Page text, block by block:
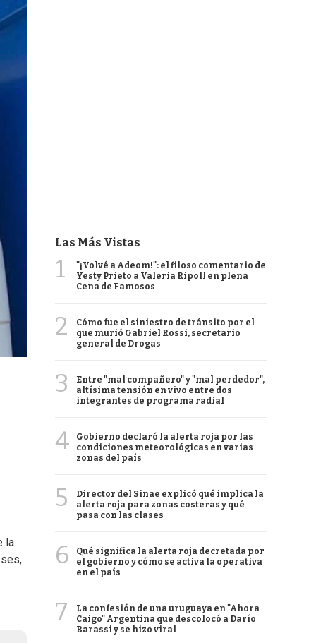
la
Las Más Vistas
1
"¡Volvé a Adeom!": el filoso comentario de
Yesty Prieto a Valeria Ripoll en plena
Cena de Famosos
2
Cómo fue el siniestro de tránsito por el
que murió Gabriel Rossi, secretario
general de Drogas
3
Entre "mal compañero" y "mal perdedor",
altísima tensión en vivo entre dos
integrantes de programa radial
4
Gobierno declaró la alerta roja por las
condiciones meteorológicas en varias
zonas del país
5
Director del Sinae explicó qué implica la
alerta roja para zonas costeras y qué
pasa con las clases
6
Qué significa la alerta roja decretada por
el gobierno y cómo se activa la operativa
en el país
7
La confesión de una uruguaya en "Ahora
Caigo" Argentina que descolocó a Darío
Barassi y se hizo viral